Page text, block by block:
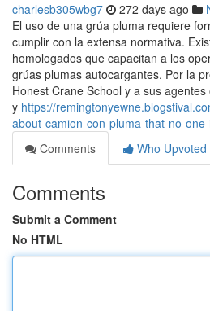
charlesb305wbg7 272 days ago
El uso de una grúa pluma requiere
cumplir con la extensa normativa.
homologados que capacitan a los
grúas plumas autocargantes. Por la
Honest Crane School y a sus
y https://
about-camion-con-pluma-that-no-
Comments
Who Upvoted
Comments
Submit a Comment
No HTML